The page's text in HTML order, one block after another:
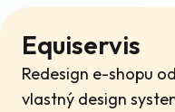
Equiservis
Redesign e-shopu
vlastný design